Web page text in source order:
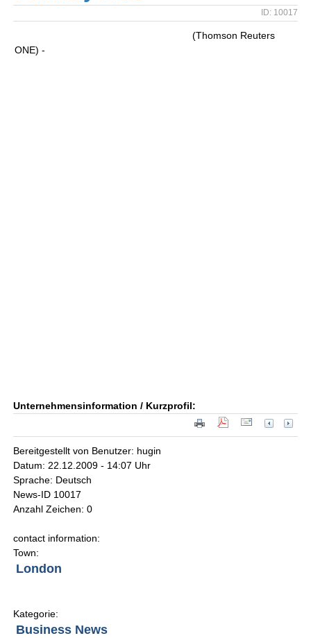
ID: 10017
(Thomson Reuters
ONE) -
Unternehmensinformation / Kurzprofil:
Bereitgestellt von Benutzer: hugin
Datum: 22.12.2009 - 14:07 Uhr
Sprache: Deutsch
News-ID 10017
Anzahl Zeichen: 0
contact information:
Town:
London
Kategorie:
Business News